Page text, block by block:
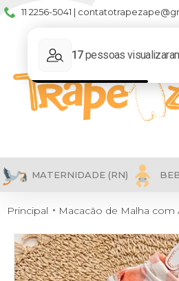
11 2256-5041 |
MATERNIDADE (RN)
Principal Macacão de Malha com